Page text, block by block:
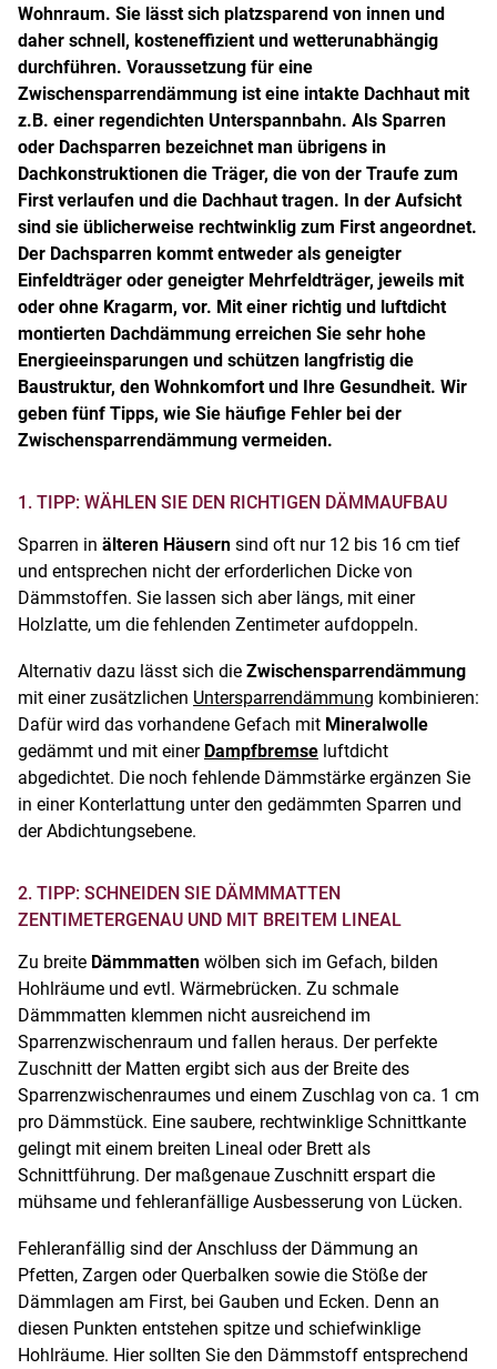
Wohnraum. Sie lässt sich platzsparend von innen und
daher schnell, kosteneffizient und wetterunabhängig
durchführen. Voraussetzung für eine
Zwischensparrendämmung ist eine intakte Dachhaut mit
z.B. einer regendichten Unterspannbahn. Als Sparren
oder Dachsparren bezeichnet man übrigens in
Dachkonstruktionen die Träger, die von der Traufe zum
First verlaufen und die Dachhaut tragen. In der Aufsicht
sind sie üblicherweise rechtwinklig zum First angeordnet.
Der Dachsparren kommt entweder als geneigter
Einfeldträger oder geneigter Mehrfeldträger, jeweils mit
oder ohne Kragarm, vor. Mit einer richtig und luftdicht
montierten Dachdämmung erreichen Sie sehr hohe
Energieeinsparungen und schützen langfristig die
Baustruktur, den Wohnkomfort und Ihre Gesundheit. Wir
geben fünf Tipps, wie Sie häufige Fehler bei der
Zwischensparrendämmung vermeiden.
1. TIPP: WÄHLEN SIE DEN RICHTIGEN DÄMMAUFBAU
Sparren in älteren Häusern sind oft nur 12 bis 16 cm tief
und entsprechen nicht der erforderlichen Dicke von
Dämmstoffen. Sie lassen sich aber längs, mit einer
Holzlatte, um die fehlenden Zentimeter aufdoppeln.
Alternativ dazu lässt sich die Zwischensparrendämmung
mit einer zusätzlichen Untersparrendämmung kombinieren:
Dafür wird das vorhandene Gefach mit Mineralwolle
gedämmt und mit einer Dampfbremse luftdicht
abgedichtet. Die noch fehlende Dämmstärke ergänzen Sie
in einer Konterlattung unter den gedämmten Sparren und
der Abdichtungsebene.
2. TIPP: SCHNEIDEN SIE DÄMMMATTEN
ZENTIMETERGENAU UND MIT BREITEM LINEAL
Zu breite Dämmmatten wölben sich im Gefach, bilden
Hohlräume und evtl. Wärmebrücken. Zu schmale
Dämmmatten klemmen nicht ausreichend im
Sparrenzwischenraum und fallen heraus. Der perfekte
Zuschnitt der Matten ergibt sich aus der Breite des
Sparrenzwischenraumes und einem Zuschlag von ca. 1 cm
pro Dämmstück. Eine saubere, rechtwinklige Schnittkante
gelingt mit einem breiten Lineal oder Brett als
Schnittführung. Der maßgenaue Zuschnitt erspart die
mühsame und fehleranfällige Ausbesserung von Lücken.
Fehleranfällig sind der Anschluss der Dämmung an
Pfetten, Zargen oder Querbalken sowie die Stöße der
Dämmlagen am First, bei Gauben und Ecken. Denn an
diesen Punkten entstehen spitze und schiefwinklige
Hohlräume. Hier sollten Sie den Dämmstoff entsprechend